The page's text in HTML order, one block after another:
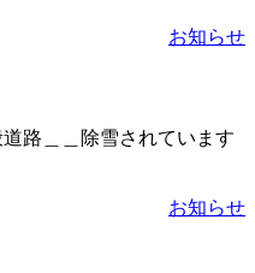
お知らせ
路＿＿除雪されています
お知らせ